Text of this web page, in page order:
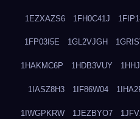
1EZXAZS6 1FH0C41J
1FP03I5E 1GL2VJGH
1HAKMC6P 1HDB3VUY
1IASZ8H3 1IF86W04
1IWGPKRW 1JEZBYO7